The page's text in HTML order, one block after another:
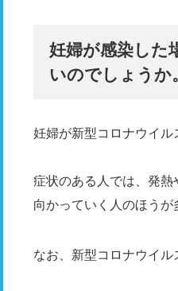
妊婦が感染した
いのでしょうか
妊婦が新型コロナウイ
症状のある人では、発
向かっていく人のほう
なお、新型コロナウイ